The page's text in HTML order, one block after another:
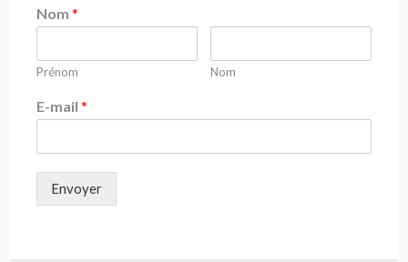
Nom *
Prénom Nom
E-mail *
Envoyer